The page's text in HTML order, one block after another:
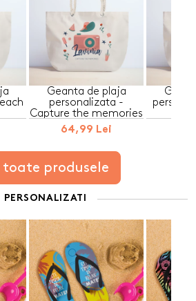
Geanta de plaja
personalizata -
Capture the memories
64,99 Lei
toate produsele